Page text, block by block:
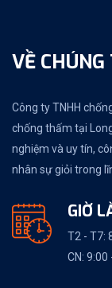
VỀ CHÚNG
Công ty TNHH
chống thấm tại
nghiệm và uy tín,
nhân sự giỏi trong
GIỜ
T2 - T7:
CN: 9:00